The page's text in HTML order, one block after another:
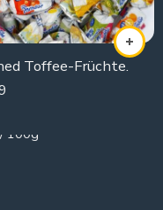
Toffee-Früchte.
100g